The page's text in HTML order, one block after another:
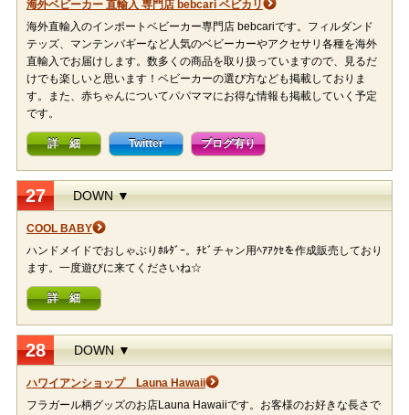
海外ベビーカー 直輸入 専門店 bebcari ベビカリ
海外直輸入のインポートベビーカー専門店 bebcariです。フィルダンド
テッズ、マンテンバギーなど人気のベビーカーやアクセサリ各種を海外
直輸入でお届けします。数多くの商品を取り扱っていますので、見るだ
けでも楽しいと思います！ベビーカーの選び方なども掲載しておりま
す。また、赤ちゃんについてパパママにお得な情報も掲載していく予定
です。
詳 細 Twitter ブログ有り
27 DOWN ▼
COOL BABY
ハンドメイドでおしゃぶりﾎﾙﾀﾞｰ。ﾁﾋﾞチャン用ﾍｱｱｸｾを作成販売しており
ます。一度遊びに来てくださいね☆
詳 細
28 DOWN ▼
ハワイアンショップ Launa Hawaii
フラガール柄グッズのお店Launa Hawaiiです。お客様のお好きな長さで